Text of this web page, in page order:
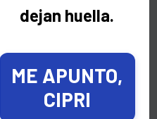
dejan huella.
ME APUNTO,
CIPRI